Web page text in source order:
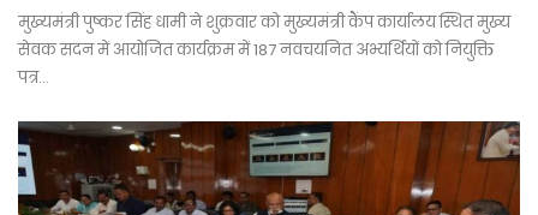
मुख्यमंत्री पुष्कर सिंह धामी ने शुक्रवार को मुख्यमंत्री कैंप कार्यालय स्थित मुख्य
सेवक सदन में आयोजित कार्यक्रम में 187 नवचयनित अभ्यर्थियों को नियुक्ति
पत्र…